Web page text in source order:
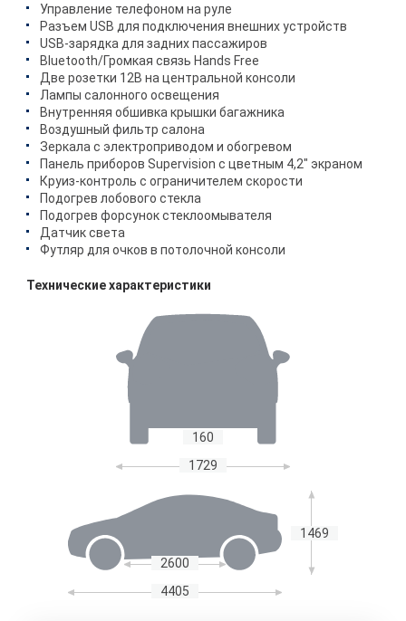
Управление телефоном на руле
Разъем USB для подключения внешних устройств
USB-зарядка для задних пассажиров
Bluetooth/Громкая связь Hands Free
Две розетки 12В на центральной консоли
Лампы салонного освещения
Внутренняя обшивка крышки багажника
Воздушный фильтр салона
Зеркала с электроприводом и обогревом
Панель приборов Supervision с цветным 4,2" экраном
Круиз-контроль с ограничителем скорости
Подогрев лобового стекла
Подогрев форсунок стеклоомывателя
Датчик света
Футляр для очков в потолочной консоли
Технические характеристики
160
1729
2600
1469
4405